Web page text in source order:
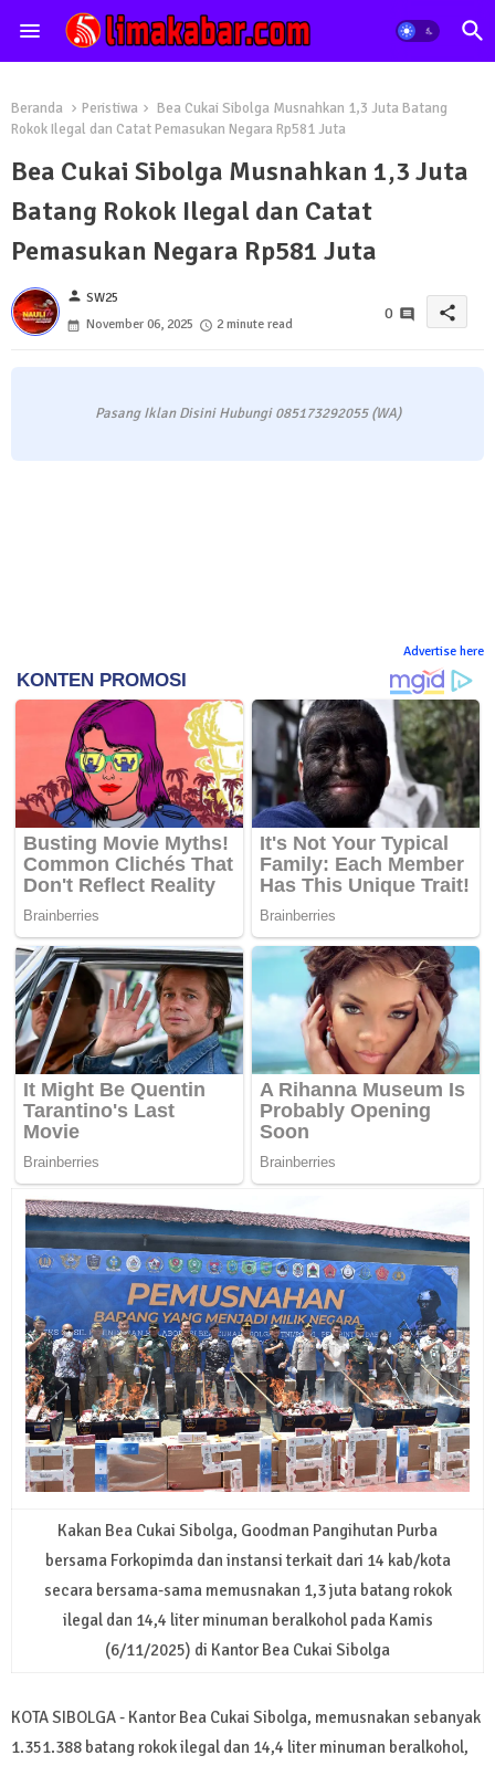
Beranda Peristiwa
Bea Cukai Sibolga Musnahkan 1,3 Juta Batang
Rokok Ilegal dan Catat Pemasukan Negara Rp581 Juta
Bea Cukai Sibolga Musnahkan 1,3 Juta
Batang Rokok Ilegal dan Catat
Pemasukan Negara Rp581 Juta
person SW25
November 06, 2025
2 minute read
0 share
Pasang Iklan Disini Hubungi 085173292055 (WA)
Advertise here
Kakan Bea Cukai Sibolga, Goodman Pangihutan Purba
bersama Forkopimda dan instansi terkait dari 14 kab/kota
secara bersama-sama memusnakan 1,3 juta batang rokok
ilegal dan 14,4 liter minuman beralkohol pada Kamis
(6/11/2025) di Kantor Bea Cukai Sibolga
KOTA SIBOLGA - Kantor Bea Cukai Sibolga, memusnakan sebanyak
1.351.388 batang rokok ilegal dan 14,4 liter minuman beralkohol,